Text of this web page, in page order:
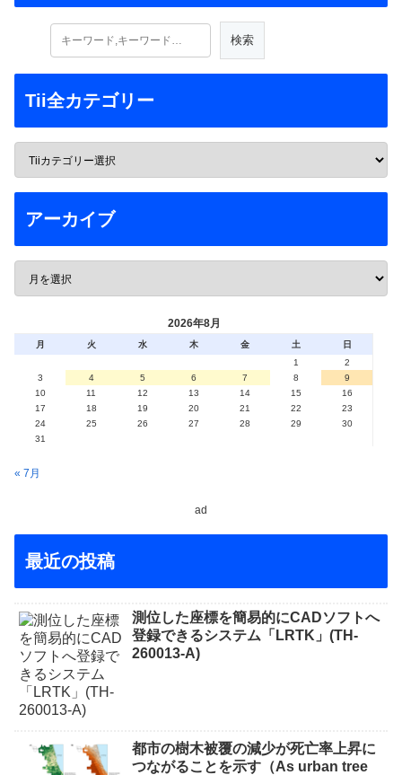
Tii全カテゴリー
アーカイブ
2026年8月
月 火 水 木 金 土
日
1
2
3
4 5 6 7 8
9
10
11 12 13 14 15
16
17
18 19 20 21 22
23
24
25 26 27 28 29
30
31
« 7月
ad
最近の投稿
測位した座標を簡易的にCADソフトへ
登録できるシステム「LRTK」(TH-
260013-A)
都市の樹木被覆の減少が死亡率上昇に
つながることを示す（As urban tree